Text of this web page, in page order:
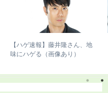
【ハゲ速報】藤井隆さん、地
味にハゲる（画像あり）